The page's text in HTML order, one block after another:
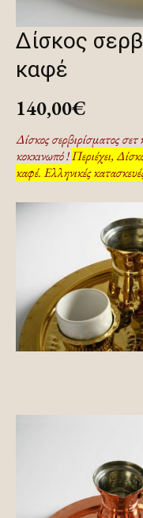
Δίσκος
καφέ
140,00€
Δίσκος σερβιρίσματος
κοκκινωπό !Περιέχει,
καφέ. Ελληνικές